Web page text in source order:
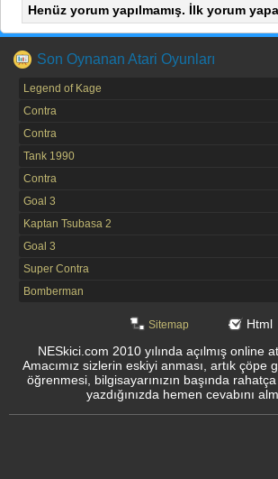
Henüz yorum yapılmamış. İlk yorum
Son Oynanan Atari Oyunları
Legend of Kage
Contra
Contra
Tank 1990
Contra
Goal 3
Kaptan Tsubasa 2
Goal 3
Super Contra
Bomberman
Sitemap Html
NESkici.com 2010 yılında açılmış online
Amacımız sizlerin eskiyi anması, artık çöpe
öğrenmesi, bilgisayarınızın başında
yazdığınızda hemen cevabını